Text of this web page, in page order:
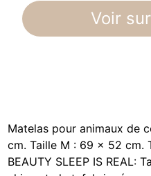
Voir
Matelas pour animaux de
cm. Taille M : 69 x 52 cm.
BEAUTY SLEEP IS REAL: